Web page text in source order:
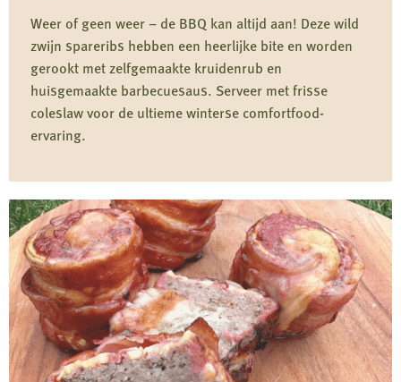
Shotgun
Shells
Wild
Boar
Jalapeño
Weer of geen weer – de BBQ kan altijd aan! Deze wild
zwijn spareribs hebben een heerlijke bite en worden
gerookt met zelfgemaakte kruidenrub en
huisgemaakte barbecuesaus. Serveer met frisse
coleslaw voor de ultieme winterse comfortfood-
ervaring.
meer
over
BBQ
Smoked
Spare
Ribs
van